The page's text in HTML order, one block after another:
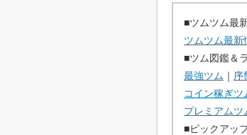
■ツムツム最
ツムツム最新
■ツム図鑑＆
最強ツム ｜ 序
コイン稼ぎツ
プレミアムツ
■ピックアッ